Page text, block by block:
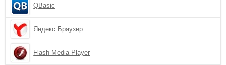
QBasic
Яндекс Браузер
Flash Media Player